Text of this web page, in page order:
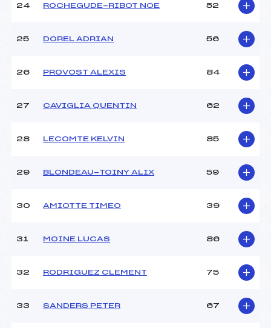
24 ROCHEGUDE-RIBOT NOE 52
25 DOREL ADRIAN 56
26 PROVOST ALEXIS 84
27 CAVIGLIA QUENTIN 62
28 LECOMTE KELVIN 85
29 BLONDEAU-TOINY ALIX 59
30 AMIOTTE TIMEO 39
31 MOINE LUCAS 86
32 RODRIGUEZ CLEMENT 75
33 SANDERS PETER 67